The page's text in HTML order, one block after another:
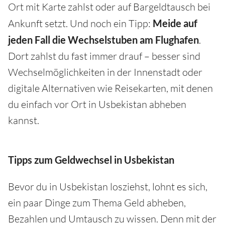
Ort mit Karte zahlst oder auf Bargeldtausch bei
Ankunft setzt. Und noch ein Tipp: Meide auf
jeden Fall die Wechselstuben am Flughafen.
Dort zahlst du fast immer drauf – besser sind
Wechselmöglichkeiten in der Innenstadt oder
digitale Alternativen wie Reisekarten, mit denen
du einfach vor Ort in Usbekistan abheben
kannst.
Tipps zum Geldwechsel in Usbekistan
Bevor du in Usbekistan losziehst, lohnt es sich,
ein paar Dinge zum Thema Geld abheben,
Bezahlen und Umtausch zu wissen. Denn mit der